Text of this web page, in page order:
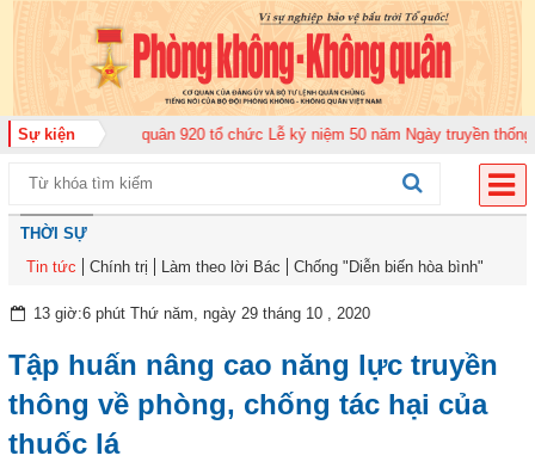
Sự kiện
đoàn Không quân 920 tổ chức Lễ kỷ niệm 50 năm Ngày truyền thống (12-
THỜI SỰ
Tin tức
Chính trị Làm theo lời Bác Chống "Diễn biến hòa bình"
13 giờ:6 phút Thứ năm, ngày 29 tháng 10 , 2020
Tập huấn nâng cao năng lực truyền
thông về phòng, chống tác hại của
thuốc lá